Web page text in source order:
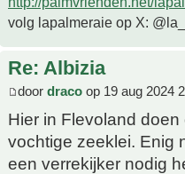
volg lapalmeraie op X:
Re: Albizia
door draco op 19 aug 2024
Hier in Flevoland
vochtige zeeklei. Enig
een verrekijker nodig